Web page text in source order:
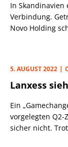
In
Verbindung.
Novo Holding
vor IFF, DSM
bis 2022 mit 7%
finden aber
5. AUGUST 2022
Lanxess
Ein
vorgelegten Q2-
sicher nicht.